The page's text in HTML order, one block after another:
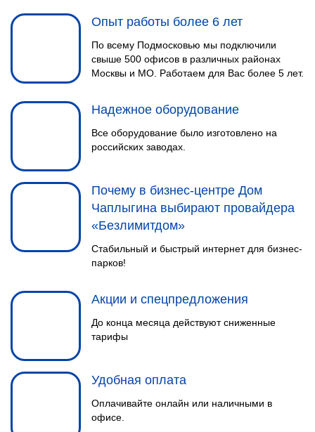
Опыт работы более 6 лет
По всему Подмосковью мы подключили
свыше 500 офисов в различных районах
Москвы и МО. Работаем для Вас более 5 лет.
Надежное оборудование
Все оборудование было изготовлено на
российских заводах.
Почему в бизнес-центре Дом
Чаплыгина выбирают провайдера
«Безлимитдом»
Стабильный и быстрый интернет для бизнес-
парков!
Акции и спецпредложения
До конца месяца действуют сниженные
тарифы
Удобная оплата
Оплачивайте онлайн или наличными в
офисе.
4
МОНТАЖНЫЕ РАБОТЫ
Инженер выполнит монтаж
спутниковой тарелки, заведет
Wi-Fi роутер.
5
НАСТРОЙКА
чтобы избежать возможных
сбоев при его работе.